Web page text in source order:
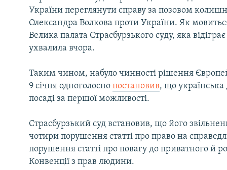
України переглянути справу за позовом
Олександра Волкова проти України. Як
Велика палата Страсбурзького суду, яка
ухвалила вчора.
Таким чином, набуло чинності рішення
9 січня одноголоснопостановив, що
посаді за першої можливості.
Страсбурзький суд встановив, що його
чотири порушення статті про право на
порушення статті про повагу до приватного й
Конвенції з прав людини.